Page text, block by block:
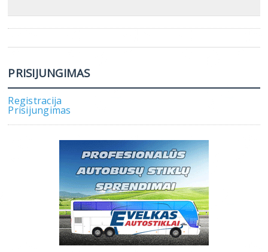
PRISIJUNGIMAS
Registracija
Prisijungimas